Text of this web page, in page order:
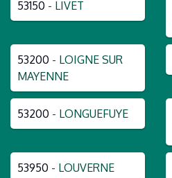
53150 - LIVET
53200 - LOIGNE SUR
MAYENNE
53200 - LONGUEFUYE
53950 - LOUVERNE